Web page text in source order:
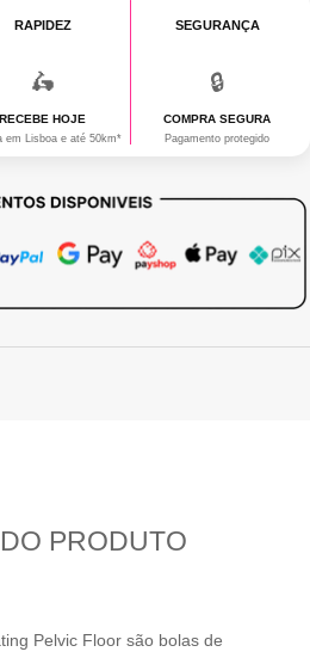
RAPIDEZ
🛵
RECEBE HOJE
em Lisboa e até 50km*
SEGURANÇA
🔒
COMPRA SEGURA
Pagamento protegido
PRODUTO
Pelvic Floor são bolas de